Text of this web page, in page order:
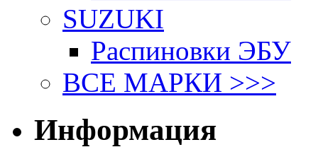
SUZUKI
Распиновки ЭБУ
ВСЕ МАРКИ >>>
Информация